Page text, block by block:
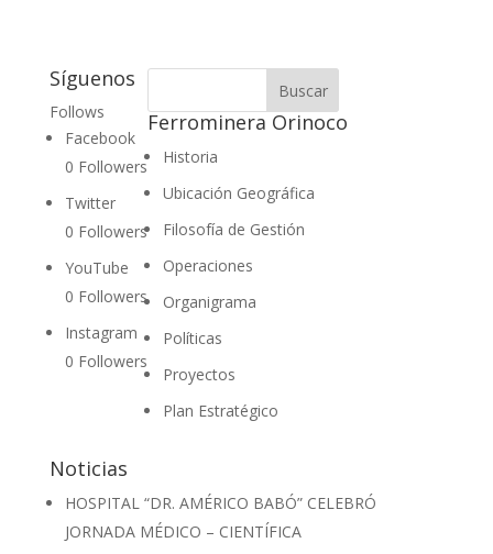
Síguenos
Follows
Facebook
0 Followers
Twitter
0 Followers
YouTube
0 Followers
Instagram
0 Followers
Ferrominera Orinoco
Historia
Ubicación Geográfica
Filosofía de Gestión
Operaciones
Organigrama
Políticas
Proyectos
Plan Estratégico
Noticias
HOSPITAL “DR. AMÉRICO BABÓ” CELEBRÓ
JORNADA MÉDICO – CIENTÍFICA